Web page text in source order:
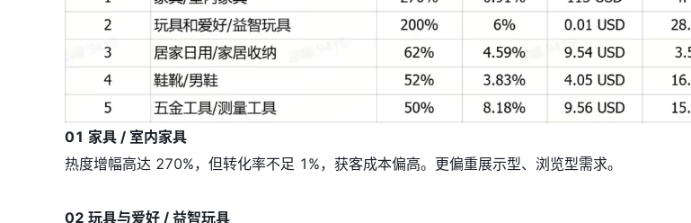
01 家具 / 室内家具
热度增幅高达 270%，但转化率不足 1%，获客成本偏高。更偏重展示型、浏览型需求。
02 玩具与爱好 / 益智玩具